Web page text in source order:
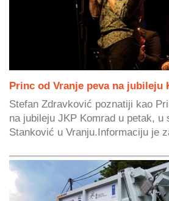
Princ od Vranje peva na jubileju
Stefan Zdravković poznatiji kao
na jubileju JKP Komrad u petak, u
Stanković u Vranju.Informaciju je